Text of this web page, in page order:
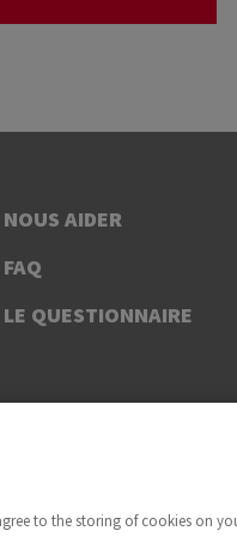
NOUS AIDER
FAQ
LE QUESTIONNAIRE
to the storing of cookies on